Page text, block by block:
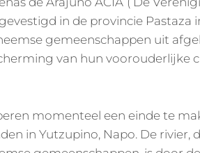
in de provincie Pastaza
gemeenschappen uit
van hun voorouderlijke
momenteel een einde te
in Yutzupino, Napo. De rivier,